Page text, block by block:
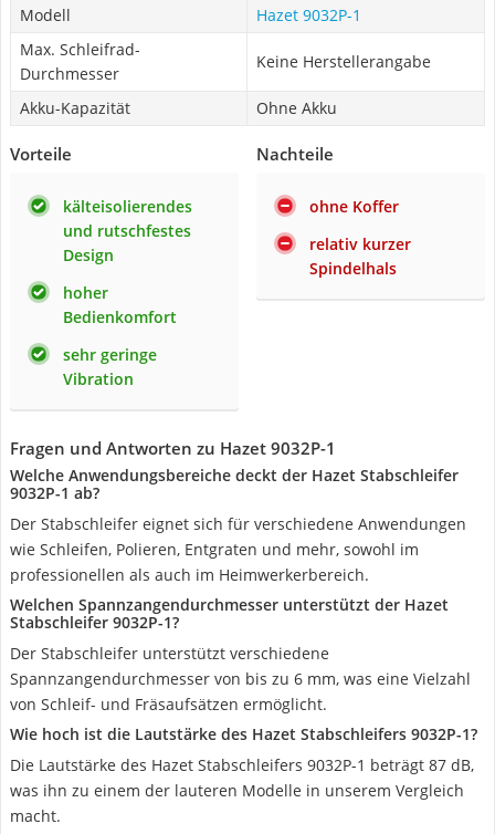
Modell
Hazet 9032P-1
Max. Schleifrad-
Durchmesser
Keine Herstellerangabe
Akku-Kapazität Ohne Akku
Vorteile
kälteisolierendes
und rutschfestes
Design
hoher
Bedienkomfort
sehr geringe
Vibration
Nachteile
ohne Koffer
relativ kurzer
Spindelhals
Fragen und Antworten zu Hazet 9032P-1
Welche Anwendungsbereiche deckt der Hazet Stabschleifer
9032P-1 ab?
Der Stabschleifer eignet sich für verschiedene Anwendungen
wie Schleifen, Polieren, Entgraten und mehr, sowohl im
professionellen als auch im Heimwerkerbereich.
Welchen Spannzangendurchmesser unterstützt der Hazet
Stabschleifer 9032P-1?
Der Stabschleifer unterstützt verschiedene
Spannzangendurchmesser von bis zu 6 mm, was eine Vielzahl
von Schleif- und Fräsaufsätzen ermöglicht.
Wie hoch ist die Lautstärke des Hazet Stabschleifers 9032P-1?
Die Lautstärke des Hazet Stabschleifers 9032P-1 beträgt 87 dB,
was ihn zu einem der lauteren Modelle in unserem Vergleich
macht.